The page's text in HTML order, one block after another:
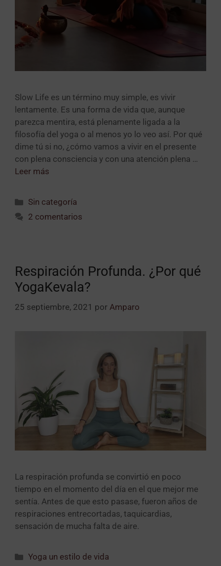
Slow Life es un término muy simple, es vivir
lentamente. Es una forma de vida que, aunque
parezca mentira, está plenamente ligada a la
filosofía del yoga o al menos yo lo veo así. Por qué
dime tú si no, ¿cómo vamos a vivir en el presente
con plena consciencia y con una atención plena …
Leer más
Sin categoría
2 comentarios
Respiración Profunda. ¿Por qué
YogaKevala?
25 septiembre, 2021 por Amparo
La respiración profunda se convirtió en poco
tiempo en el momento del día en el que mejor me
sentía. Antes de que esto pasase, fueron años de
respiraciones entrecortadas, taquicardias,
sensación de mucha falta de aire.
Yoga un estilo de vida